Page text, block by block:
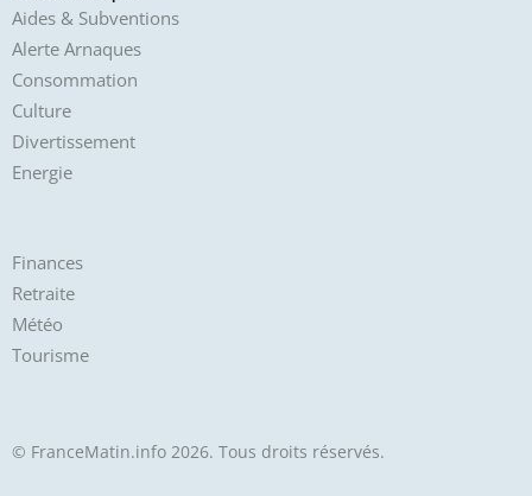
Aides & Subventions
Alerte Arnaques
Consommation
Culture
Divertissement
Energie
Finances
Retraite
Météo
Tourisme
© FranceMatin.info 2026. Tous droits réservés.